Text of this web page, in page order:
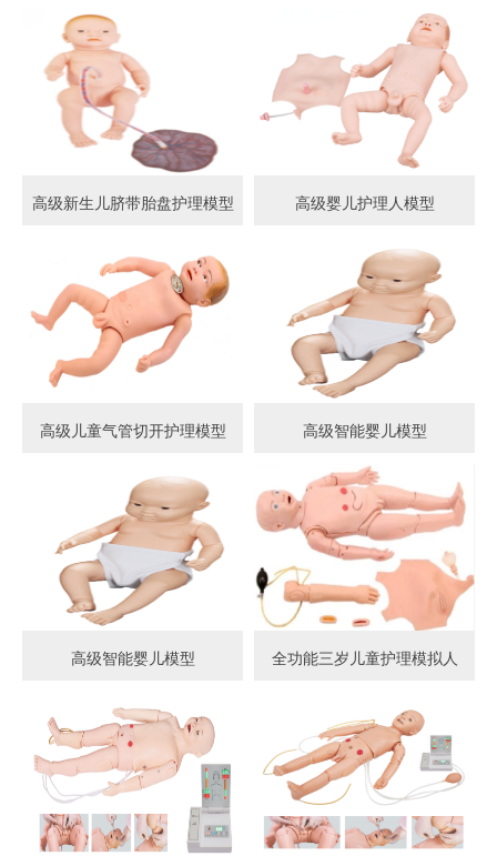
高级新生儿脐带胎盘护理模型 高级婴儿护理人模型
高级儿童气管切开护理模型 高级智能婴儿模型
高级智能婴儿模型 全功能三岁儿童护理模拟人